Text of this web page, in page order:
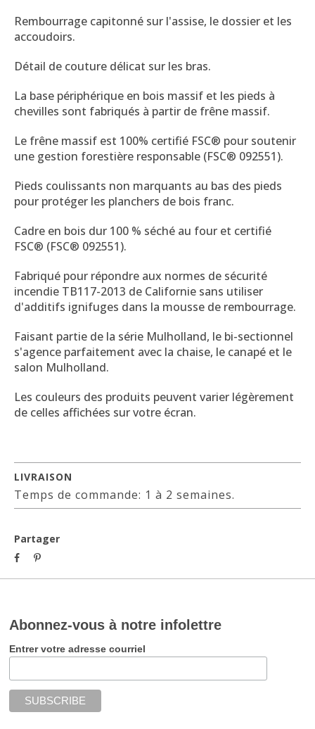
Rembourrage capitonné sur l'assise, le dossier et les
accoudoirs.
Détail de couture délicat sur les bras.
La base périphérique en bois massif et les pieds à
chevilles sont fabriqués à partir de frêne massif.
Le frêne massif est 100% certifié FSC® pour soutenir
une gestion forestière responsable (FSC® 092551).
Pieds coulissants non marquants au bas des pieds
pour protéger les planchers de bois franc.
Cadre en bois dur 100 % séché au four et certifié
FSC® (FSC® 092551).
Fabriqué pour répondre aux normes de sécurité
incendie TB117-2013 de Californie sans utiliser
d'additifs ignifuges dans la mousse de rembourrage.
Faisant partie de la série Mulholland, le bi-sectionnel
s'agence parfaitement avec la chaise, le canapé et le
salon Mulholland.
Les couleurs des produits peuvent varier légèrement
de celles affichées sur votre écran.
LIVRAISON
Temps de commande: 1 à 2 semaines.
Partager
Abonnez-vous à notre infolettre
Entrer votre adresse courriel